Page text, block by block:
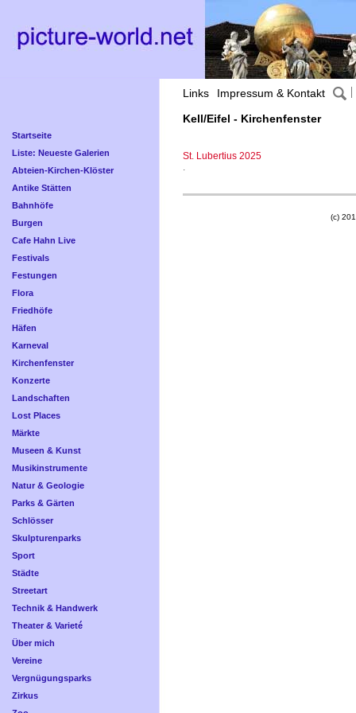
Links Impressum & Kontakt
Startseite
Liste: Neueste Galerien
Abteien-Kirchen-Klöster
Antike Stätten
Bahnhöfe
Burgen
Cafe Hahn Live
Festivals
Festungen
Flora
Friedhöfe
Häfen
Karneval
Kirchenfenster
Konzerte
Landschaften
Lost Places
Märkte
Museen & Kunst
Musikinstrumente
Natur & Geologie
Parks & Gärten
Schlösser
Skulpturenparks
Sport
Städte
Streetart
Technik & Handwerk
Theater & Varieté
Über mich
Vereine
Vergnügungsparks
Zirkus
Kell/Eifel - Kirchenfenster
St. Lubertius 2025
.
(c)